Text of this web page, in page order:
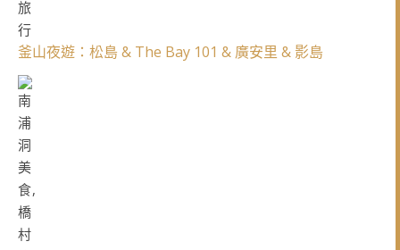
釜山夜遊：松島 & The Bay 101 & 廣安里 & 影島